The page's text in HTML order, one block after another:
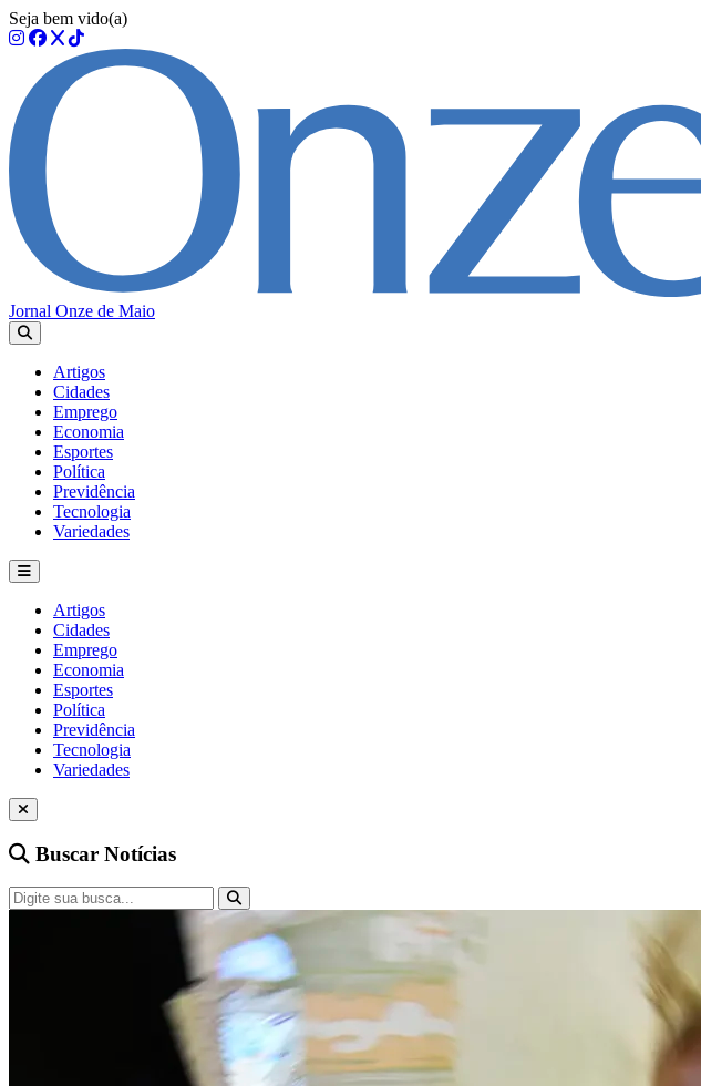
Seja bem vido(a)
Jornal Onze de Maio
Artigos
Cidades
Emprego
Economia
Esportes
Política
Previdência
Tecnologia
Variedades
Artigos
Cidades
Emprego
Economia
Esportes
Política
Previdência
Tecnologia
Variedades
Buscar Notícias